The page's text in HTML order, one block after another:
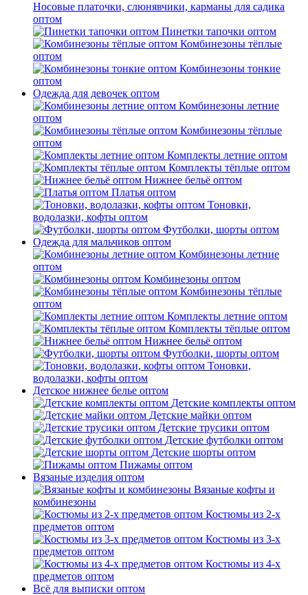
Носовые платочки, слюнявчики, карманы для садика
оптом
Пинетки тапочки оптом
Комбинезоны тёплые
оптом
Комбинезоны тонкие
оптом
Одежда для девочек оптом
Комбинезоны летние
оптом
Комбинезоны тёплые
оптом
Комплекты летние оптом
Комплекты тёплые оптом
Нижнее бельё оптом
Платья оптом
Тоновки,
водолазки, кофты оптом
Футболки, шорты оптом
Одежда для мальчиков оптом
Комбинезоны летние
оптом
Комбинезоны оптом
Комбинезоны тёплые
оптом
Комплекты летние оптом
Комплекты тёплые оптом
Нижнее бельё оптом
Футболки, шорты оптом
Тоновки,
водолазки, кофты оптом
Детское нижнее белье оптом
Детские комплекты оптом
Детские майки оптом
Детские трусики оптом
Детские футболки оптом
Детские шорты оптом
Пижамы оптом
Вязаные изделия оптом
Вязаные кофты и
комбинезоны
Костюмы из 2-х
предметов оптом
Костюмы из 3-х
предметов оптом
Костюмы из 4-х
предметов оптом
Всё для выписки оптом